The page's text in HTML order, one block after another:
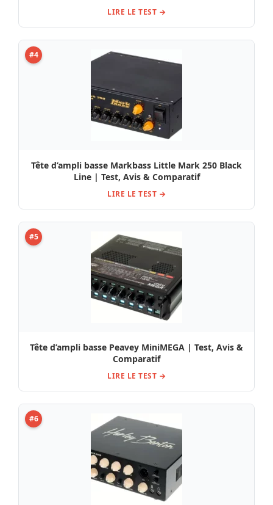
LIRE LE TEST →
#4
Tête d’ampli basse Markbass Little Mark 250 Black
Line | Test, Avis & Comparatif
LIRE LE TEST →
#5
Tête d’ampli basse Peavey MiniMEGA | Test, Avis &
Comparatif
LIRE LE TEST →
#6